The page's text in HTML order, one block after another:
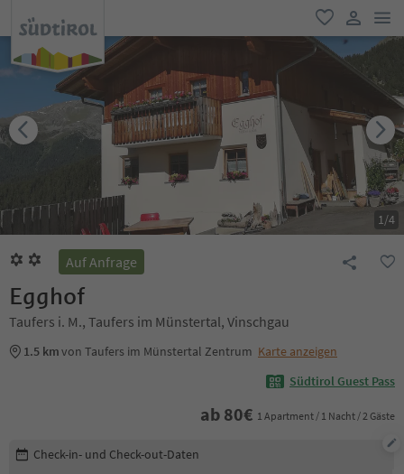
favorit
user link
1/4
Auf Anfrage
Egghof
Taufers i. M., Taufers im Münstertal, Vinschgau
1.5 kmvon Taufers im Münstertal Zentrum Karte anzeigen
Südtirol Guest Pass
ab 80€ 1 Apartment / 1 Nacht / 2 Gäste
Buchungsdetails bearbeiten
Check-in- und Check-out-Daten